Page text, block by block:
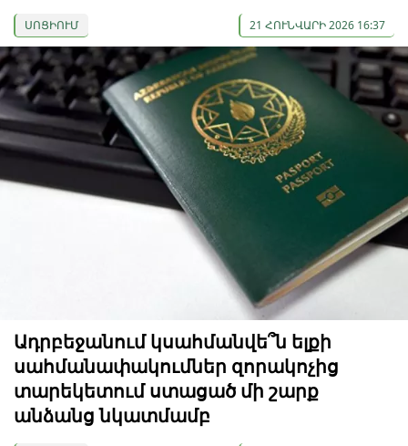
ՍՈՑԻՈՒՄ 21 ՀՈՒՆՎԱՐԻ 2026 16:37
Ադրբեջանում կսահմանվե՞ն ելքի
սահմանափակումներ զորակոչից
տարեկետում ստացած մի շարք
անձանց նկատմամբ